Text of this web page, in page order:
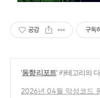
공감 구독
'동향 리포트' 카테고리의
2026년 04월 악성코드